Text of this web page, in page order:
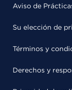
Aviso de
Su elección de
Términos y
Derechos y